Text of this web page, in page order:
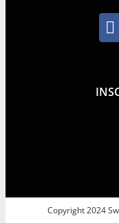
Copyright 2024